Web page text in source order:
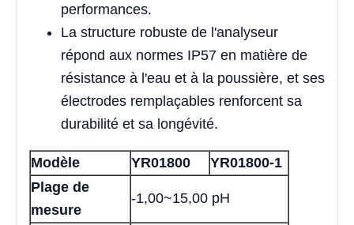
performances.
La structure robuste de l'analyseur
répond aux normes IP57 en matière de
résistance à l'eau et à la poussière, et ses
électrodes remplaçables renforcent sa
durabilité et sa longévité.
Modèle YR01800
YR01800-1
Plage de
mesure
-1,00~15,00 pH